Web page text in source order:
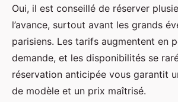
Oui, il est conseillé de réserver
l’avance, surtout avant les grands
parisiens. Les tarifs augmentent en
demande, et les disponibilités se
réservation anticipée vous garantit
de modèle et un prix maîtrisé.